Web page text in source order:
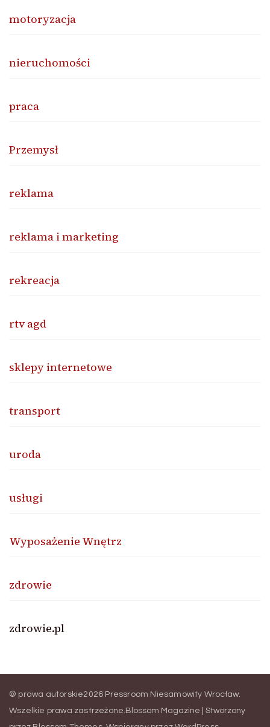
motoryzacja
nieruchomości
praca
Przemysł
reklama
reklama i marketing
rekreacja
rtv agd
sklepy internetowe
transport
uroda
usługi
Wyposażenie Wnętrz
zdrowie
zdrowie.pl
© prawa autorskie2026 Pressroom Niesamowity Wrocław.
Wszelkie prawa zastrzeżone.Blossom Magazine | Stworzony